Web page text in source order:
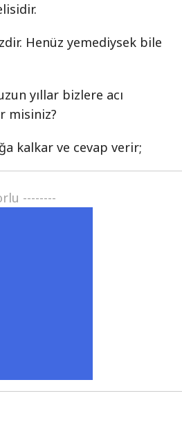
Henüz yemediysek bile
yıllar bizlere acı
misiniz?
kalkar ve cevap verir;
--------